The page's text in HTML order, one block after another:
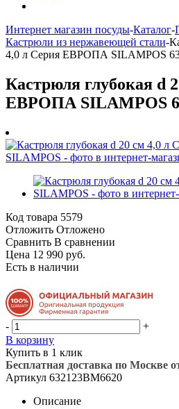
Интернет магазин посуды-Каталог-
Кастрюли из нержавеющей стали-
4,0 л Серия ЕВРОПА SILAMPOS
Кастрюля глубокая d
ЕВРОПА SILAMPOS
Код товара 5579
Отложить Отложено
Сравнить В сравнении
Цена 12 990 руб.
Есть в наличии
-
+
В корзину
Купить в 1 клик
Бесплатная доставка по Москве
Артикул 632123BM6620
Описание